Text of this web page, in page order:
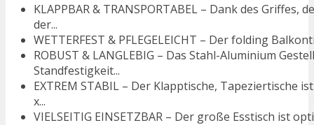
KLAPPBAR & TRANSPORTABEL – Dank des
der...
WETTERFEST & PFLEGELEICHT – Der folding
ROBUST & LANGLEBIG – Das Stahl-Aluminium
Standfestigkeit...
EXTREM STABIL – Der Klapptische,
x...
VIELSEITIG EINSETZBAR – Der große Esstisch ist